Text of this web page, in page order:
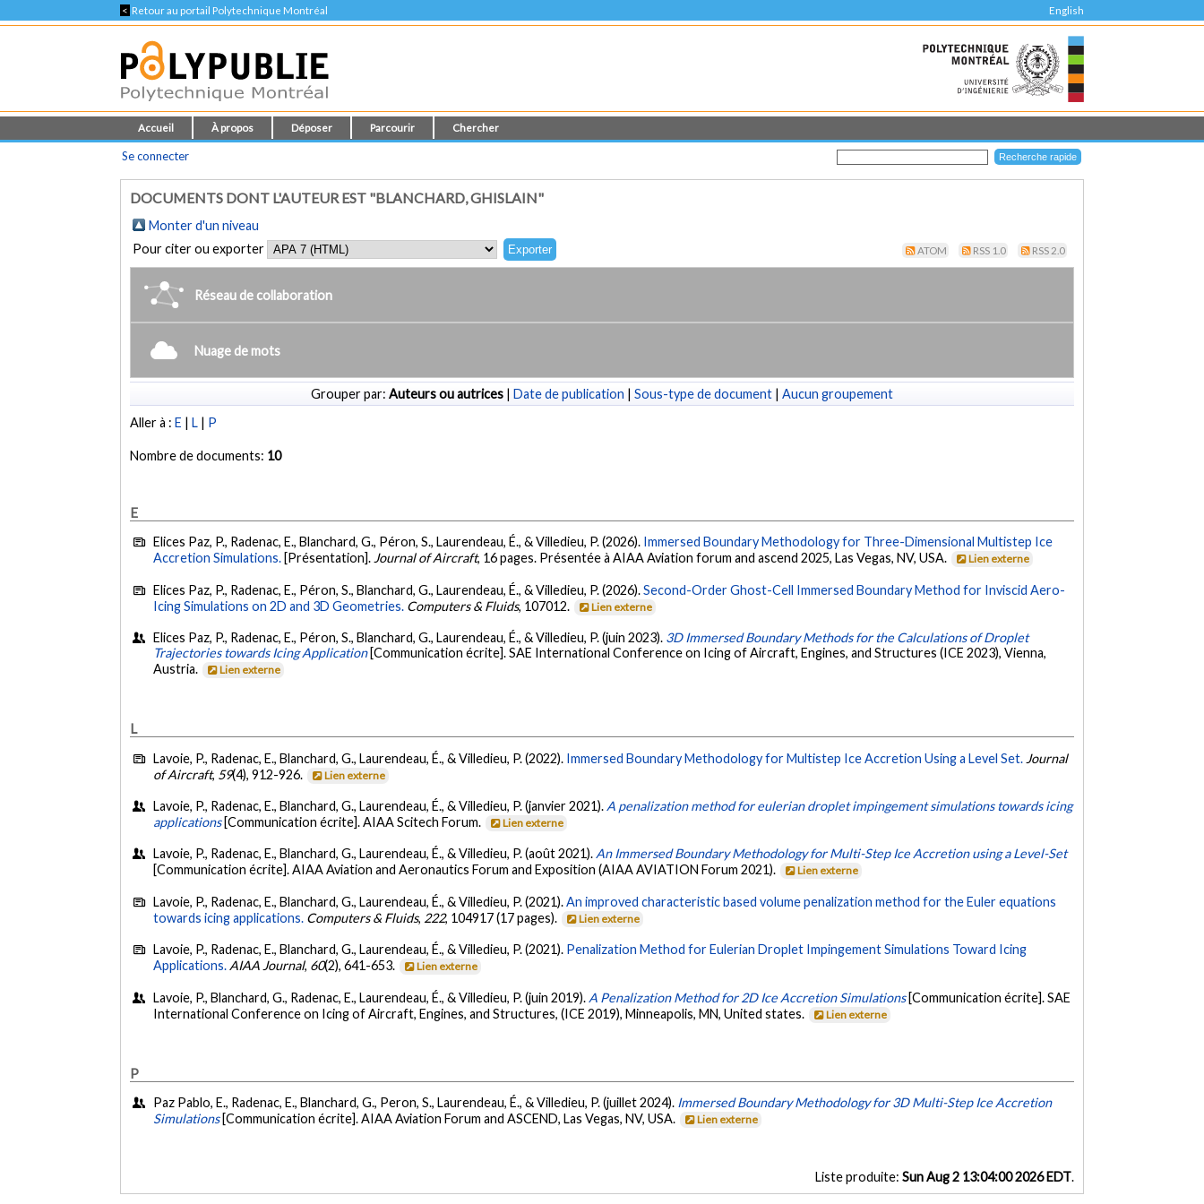
< Retour au portail Polytechnique Montréal English
Accueil À propos Déposer Parcourir Chercher
Se connecter
DOCUMENTS DONT L'AUTEUR EST "BLANCHARD, GHISLAIN"
Monter d'un niveau
Pour citer ou exporter
ATOM RSS 1.0 RSS 2.0
Réseau de collaboration
Nuage de mots
Grouper par: Auteurs ou autrices | Date de publication | Sous-type de document | Aucun groupement
Aller à :E |L | P
Nombre de documents: 10
E
Elices Paz, P., Radenac, E., Blanchard, G., Péron, S., Laurendeau, É., & Villedieu, P. (2026). Immersed Boundary Methodology for Three-Dimensional Multistep Ice
Accretion Simulations. [Présentation]. Journal of Aircraft, 16 pages. Présentée à AIAA Aviation forum and ascend 2025, Las Vegas, NV, USA. Lien externe
Elices Paz, P., Radenac, E., Péron, S., Blanchard, G., Laurendeau, É., & Villedieu, P. (2026).Second-Order Ghost-Cell Immersed Boundary Method for Inviscid Aero-
Icing Simulations on 2D and 3D Geometries. Computers & Fluids, 107012. Lien externe
Elices Paz, P., Radenac, E., Péron, S., Blanchard, G., Laurendeau, É., & Villedieu, P. (juin 2023). 3D Immersed Boundary Methods for the Calculations of Droplet
Trajectories towards Icing Application [Communication écrite]. SAE International Conference on Icing of Aircraft, Engines, and Structures (ICE 2023), Vienna,
Austria.
Lien externe
L
Lavoie, P., Radenac, E., Blanchard, G., Laurendeau, É., & Villedieu, P. (2022). Immersed Boundary Methodology for Multistep Ice Accretion Using a Level Set. Journal
of Aircraft, 59(4), 912-926. Lien externe
Lavoie, P., Radenac, E., Blanchard, G., Laurendeau, É., & Villedieu, P. (janvier 2021). A penalization method for eulerian droplet impingement simulations towards icing
applications [Communication écrite]. AIAA Scitech Forum. Lien externe
Lavoie, P., Radenac, E., Blanchard, G., Laurendeau, É., & Villedieu, P. (août 2021).An Immersed Boundary Methodology for Multi-Step Ice Accretion using a Level-Set
[Communication écrite]. AIAA Aviation and Aeronautics Forum and Exposition (AIAA AVIATION Forum 2021).
Lien externe
Lavoie, P., Radenac, E., Blanchard, G., Laurendeau, É., & Villedieu, P. (2021).An improved characteristic based volume penalization method for the Euler equations
towards icing applications. Computers & Fluids, 222, 104917 (17 pages). Lien externe
Lavoie, P., Radenac, E., Blanchard, G., Laurendeau, É., & Villedieu, P. (2021). Penalization Method for Eulerian Droplet Impingement Simulations Toward Icing
Applications. AIAA Journal, 60(2), 641-653. Lien externe
Lavoie, P., Blanchard, G., Radenac, E., Laurendeau, É., & Villedieu, P. (juin 2019). A Penalization Method for 2D Ice Accretion Simulations [Communication écrite]. SAE
International Conference on Icing of Aircraft, Engines, and Structures, (ICE 2019), Minneapolis, MN, United states.
Lien externe
P
Paz Pablo, E., Radenac, E., Blanchard, G., Peron, S., Laurendeau, É., & Villedieu, P. (juillet 2024). Immersed Boundary Methodology for 3D Multi-Step Ice Accretion
Simulations [Communication écrite]. AIAA Aviation Forum and ASCEND, Las Vegas, NV, USA. Lien externe
Liste produite: Sun Aug 2 13:04:00 2026 EDT.